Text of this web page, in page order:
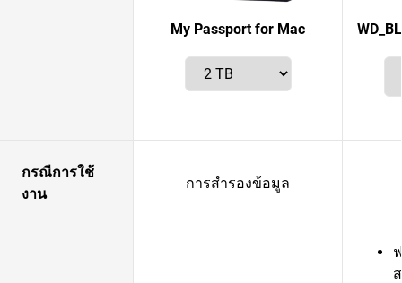
My Passport for Mac
กรณีการใช้
งาน
การสำรองข้อมูล